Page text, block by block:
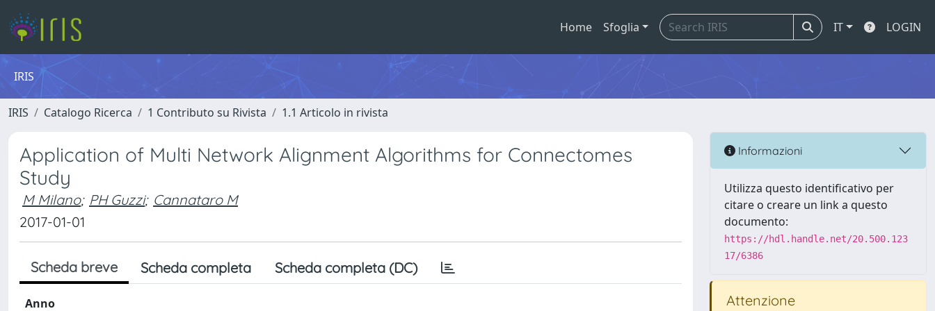
Home Sfoglia IT LOGIN
IRIS
IRIS Catalogo Ricerca 1 Contributo su Rivista 1.1 Articolo in rivista
Application of Multi Network Alignment Algorithms for Connectomes
Study
M Milano; PH Guzzi; Cannataro M
2017-01-01
Scheda breve Scheda completa Scheda completa (DC)
Anno
Informazioni
Utilizza questo identificativo per
citare o creare un link a questo
documento:
https://hdl.handle.net/20.500.123
17/6386
Attenzione